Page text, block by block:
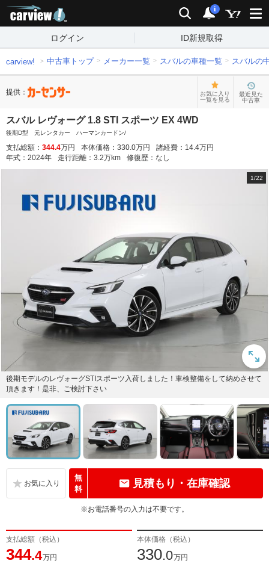
検索 通知
i
ログイン ID新規取得
carview! 中古車トップ メーカー一覧 スバルの車種一覧 スバルの
提供：
お気に入り
一覧を見る
最近見た
中古車
スバル レヴォーグ 1.8 STI スポーツ EX 4WD
後期D型 元レンタカー ハーマンカードン/
支払総額： 344.4万円 本体価格： 330.0万円 諸経費： 14.4万円
年式： 2024年 走行距離： 3.2万km 修復歴： なし
1/22
後期モデルのレヴォーグSTIスポーツ入荷しました！車検整備をして納めさせて
頂きます！是非、ご検討下さい
無
料
見積もり・在庫確認
※お電話番号の入力は不要です。
支払総額（税込）
344.4万円
本体価格（税込）
330.0万円